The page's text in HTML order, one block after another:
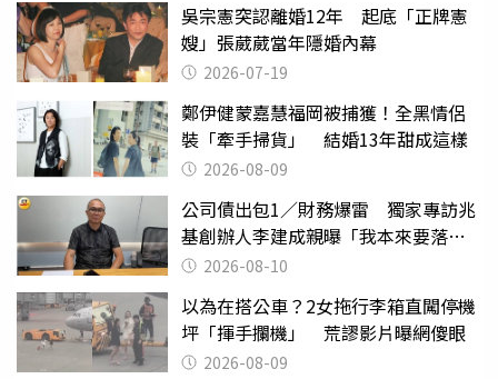
吳宗憲突認離婚12年 起底「正牌憲
嫂」張葳葳當年隱婚內幕
2026-07-19
鄭伊健蒙嘉慧福岡被捕獲！全黑情侶
裝「牽手掃貨」 結婚13年甜成這樣
2026-08-09
公司債出包1／財務爆雷 獨家專訪兆
基創辦人李建成親曝「我本來要落
跑」2026-08-10
以為在搭公車？2女拖行李箱直闖停機
坪「揮手攔機」 荒謬影片曝網傻眼
2026-08-09